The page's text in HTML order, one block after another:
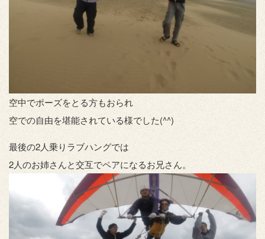
空中でポーズをとる方もおられ
空での自由を堪能されている様でした(^^)
最後の2人乗りラブハングでは
2人のお姉さんと交互でペアになるお兄さん。